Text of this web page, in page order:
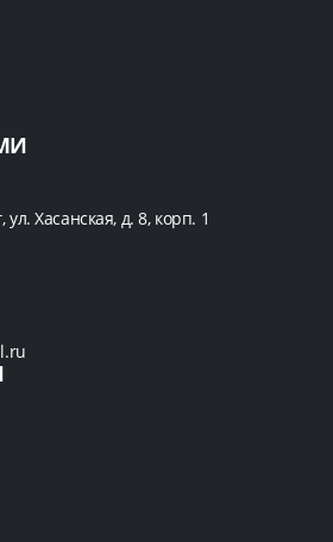
Хасанская, д. 8, корп. 1